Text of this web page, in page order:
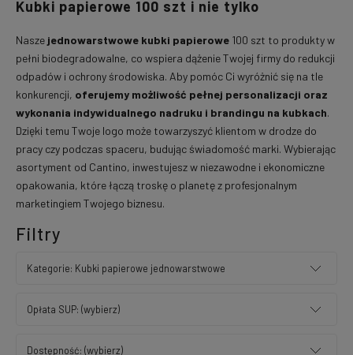
Kubki papierowe 100 szt i nie tylko
Nasze jednowarstwowe kubki papierowe 100 szt to produkty w
pełni biodegradowalne, co wspiera dążenie Twojej firmy do redukcji
odpadów i ochrony środowiska. Aby pomóc Ci wyróżnić się na tle
konkurencji, oferujemy możliwość pełnej personalizacji oraz
wykonania indywidualnego nadruku i brandingu na kubkach.
Dzięki temu Twoje logo może towarzyszyć klientom w drodze do
pracy czy podczas spaceru, budując świadomość marki. Wybierając
asortyment od Cantino, inwestujesz w niezawodne i ekonomiczne
opakowania, które łączą troskę o planetę z profesjonalnym
marketingiem Twojego biznesu.
Filtry
Kategorie: Kubki papierowe jednowarstwowe
Opłata SUP: (wybierz)
Dostępność: (wybierz)